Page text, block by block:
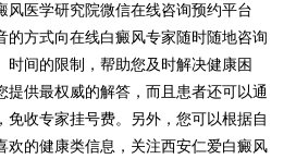
医学研究院微信在线咨询预约平台
的方式向在线白癜风专家随时随地咨询
时间的限制，帮助您及时解决健康困
提供最权威的解答，而且患者还可以通
免收专家挂号费。另外，您可以根据自
欢的健康类信息，关注西安仁爱白癜风